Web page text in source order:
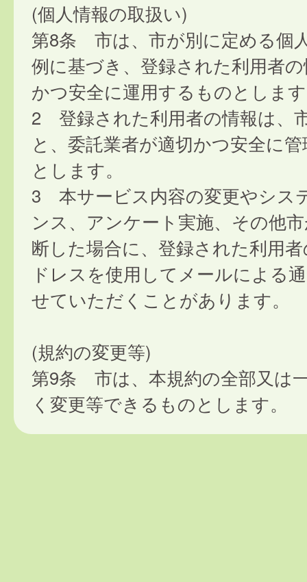
(個人情報の取扱い)
第8条 市は、市が別に定める個
例に基づき、登録された利用者
かつ安全に運用するものとしま
2 登録された利用者の情報は、
と、委託業者が適切かつ安全に
とします。
3 本サービス内容の変更やシス
ンス、アンケート実施、その他
断した場合に、登録された利用
ドレスを使用してメールによる
せていただくことがあります。
(規約の変更等)
第9条 市は、本規約の全部又は
く変更等できるものとします。